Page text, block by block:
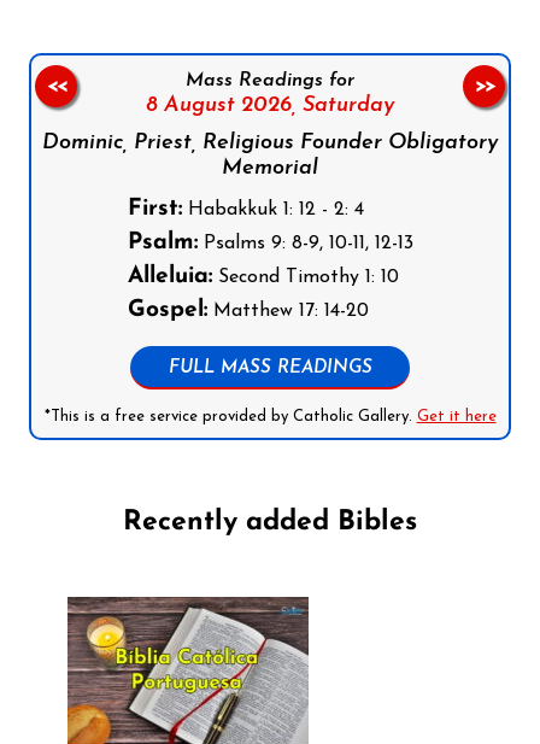
Mass Readings for
8 August 2026, Saturday
Dominic, Priest, Religious Founder Obligatory
Memorial
First:Habakkuk 1: 12 - 2: 4
Psalm:Psalms 9: 8-9, 10-11, 12-13
Alleluia:Second Timothy 1: 10
Gospel:Matthew 17: 14-20
FULL MASS READINGS
*This is a free service provided by Catholic Gallery. Get it here
<< >>
Recently added Bibles